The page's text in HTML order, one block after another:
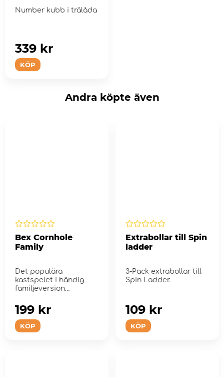
Number kubb i trälåda
KÖP
339 kr
Andra köpte även
Bex Cornhole
Family
Det populära
kastspelet i händig
familjeversion
KÖP
199 kr
Extrabollar till Spin
ladder
3-Pack extrabollar till
Spin Ladder.
KÖP
109 kr